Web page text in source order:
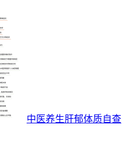
中医养生肝郁体质自查